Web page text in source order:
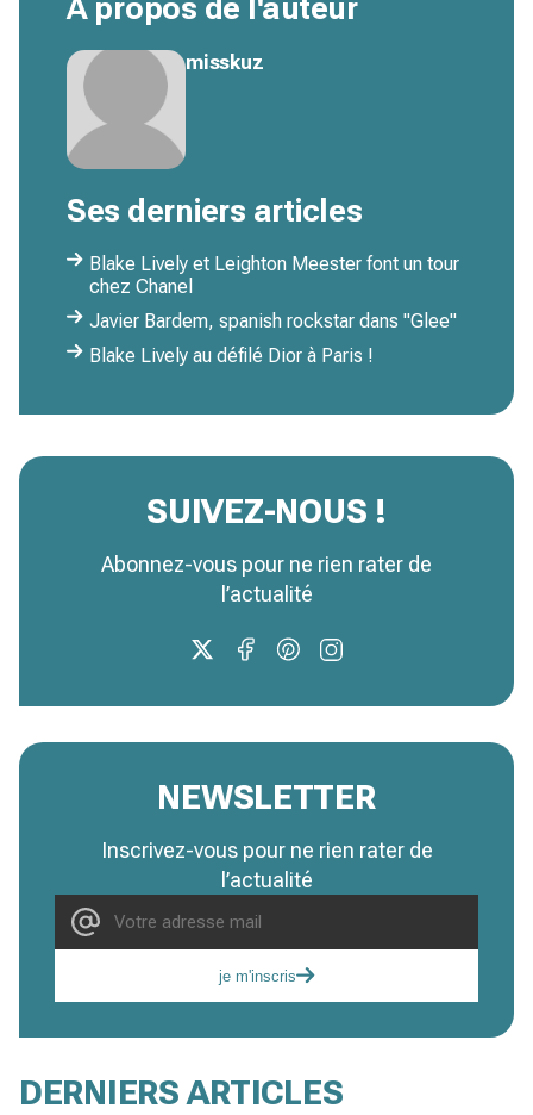
À propos de l'auteur
misskuz
Ses derniers articles
Blake Lively et Leighton Meester font un tour
chez Chanel
Javier Bardem, spanish rockstar dans "Glee"
Blake Lively au défilé Dior à Paris !
SUIVEZ-NOUS !
Abonnez-vous pour ne rien rater de
l’actualité
NEWSLETTER
Inscrivez-vous pour ne rien rater de
l’actualité
je m'inscris
DERNIERS ARTICLES